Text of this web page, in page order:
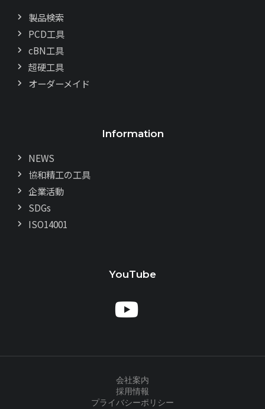
製品検索
PCD工具
cBN工具
超硬工具
オーダーメイド
Information
NEWS
協和精工の工具
企業活動
SDGs
ISO14001
YouTube
会社案内
採用情報
プライバシーポリシー